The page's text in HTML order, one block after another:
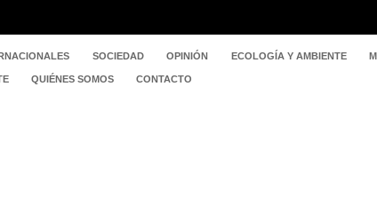
SOCIEDAD OPINIÓN ECOLOGÍA Y AMBIENTE
QUIÉNES SOMOS CONTACTO